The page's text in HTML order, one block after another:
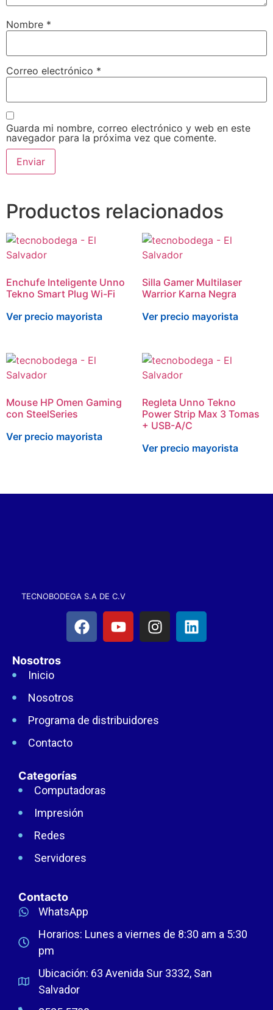
Nombre *
Correo electrónico *
Guarda mi nombre, correo electrónico y web en este
navegador para la próxima vez que comente.
Productos relacionados
Enchufe Inteligente Unno
Tekno Smart Plug Wi-Fi
Ver precio mayorista
Silla Gamer Multilaser
Warrior Karna Negra
Ver precio mayorista
Mouse HP Omen Gaming
con SteelSeries
Ver precio mayorista
Regleta Unno Tekno
Power Strip Max 3 Tomas
+ USB-A/C
Ver precio mayorista
TECNOBODEGA S.A DE C.V
Nosotros
Inicio
Nosotros
Programa de distribuidores
Contacto
Categorías
Computadoras
Impresión
Redes
Servidores
Contacto
WhatsApp
Horarios: Lunes a viernes de 8:30 am a 5:30
pm
Ubicación: 63 Avenida Sur 3332, San
Salvador